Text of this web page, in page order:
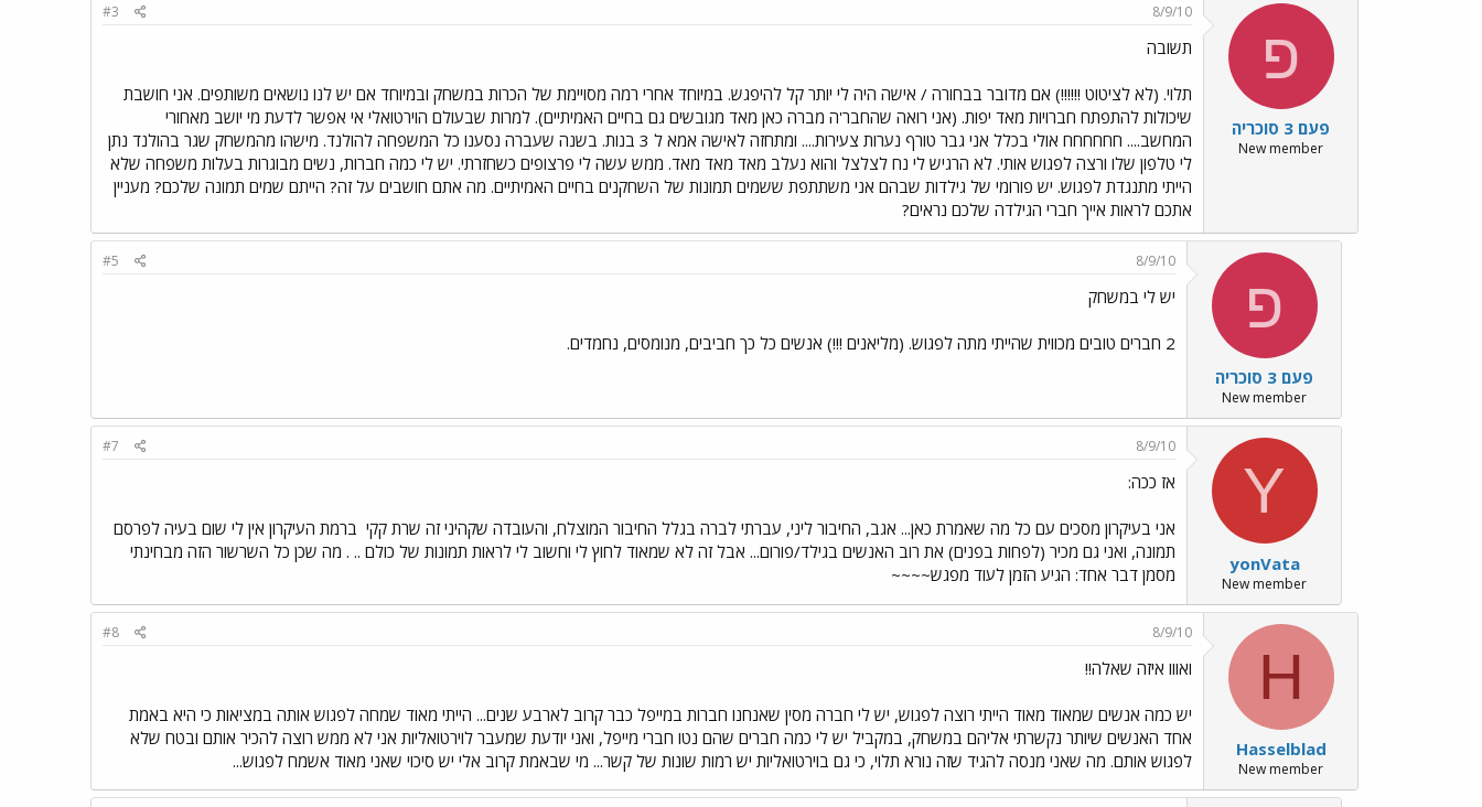
פ
פעם 3 סוכריה
New member
8/9/10
#3
תשובה
תלוי. (לא לציטוט !!!!!!) אם מדובר בבחורה / אישה היה לי יותר קל להיפגש. במיוחד אחרי רמה מסויימת של הכרות במשחק ובמיוחד אם יש לנו נושאים משותפים. אני חושבת
שיכולות להתפתח חברויות מאד יפות. (אני רואה שהחבר'ה מברה כאן מאד מגובשים גם בחיים האמיתיים). למרות שבעולם הוירטואלי אי אפשר לדעת מי יושב מאחורי
המחשב.... חחחחחח אולי בכלל אני גבר טורף נערות צעירות.... ומתחזה לאישה אמא ל 3 בנות. בשנה שעברה נסענו כל המשפחה להולנד. מישהו מהמשחק שגר בהולנד נתן
לי טלפון שלו ורצה לפגוש אותי. לא הרגיש לי נח לצלצל והוא נעלב מאד מאד מאד. ממש עשה לי פרצופים כשחזרתי. יש לי כמה חברות, נשים מבוגרות בעלות משפחה שלא
הייתי מתנגדת לפגוש. יש פורומי של גילדות שבהם אני משתתפת ששמים תמונות של השחקנים בחיים האמיתיים. מה אתם חושבים על זה? הייתם שמים תמונה שלכם? מעניין
אתכם לראות אייך חברי הגילדה שלכם נראים?
פ
פעם 3 סוכריה
New member
8/9/10
#5
יש לי במשחק
2 חברים טובים מכווית שהייתי מתה לפגוש. (מליאנים !!!) אנשים כל כך חביבים, מנומסים, נחמדים.
Y
yonVata
New member
8/9/10
#7
אז ככה:
אני בעיקרון מסכים עם כל מה שאמרת כאן... אגב, החיבור ליני, עברתי לברה בגלל החיבור המוצלח, והעובדה שקהיני זה שרת קקי ברמת העיקרון אין לי שום בעיה לפרסם
תמונה, ואני גם מכיר (לפחות בפנים) את רוב האנשים בגילד/פורום... אבל זה לא שמאוד לחוץ לי וחשוב לי לראות תמונות של כולם .. . מה שכן כל השרשור הזה מבחינתי
מסמן דבר אחד: הגיע הזמן לעוד מפגש~~~~
H
Hasselblad
New member
8/9/10
#8
ואווו איזה שאלה!!
יש כמה אנשים שמאוד מאוד הייתי רוצה לפגוש, יש לי חברה מסין שאנחנו חברות במייפל כבר קרוב לארבע שנים... הייתי מאוד שמחה לפגוש אותה במציאות כי היא באמת
אחד האנשים שיותר נקשרתי אליהם במשחק, במקביל יש לי כמה חברים שהם נטו חברי מייפל, ואני יודעת שמעבר לוירטואליות אני לא ממש רוצה להכיר אותם ובטח שלא
לפגוש אותם. מה שאני מנסה להגיד שזה נורא תלוי, כי גם בוירטואליות יש רמות שונות של קשר... מי שבאמת קרוב אלי יש סיכוי שאני מאוד אשמח לפגוש...